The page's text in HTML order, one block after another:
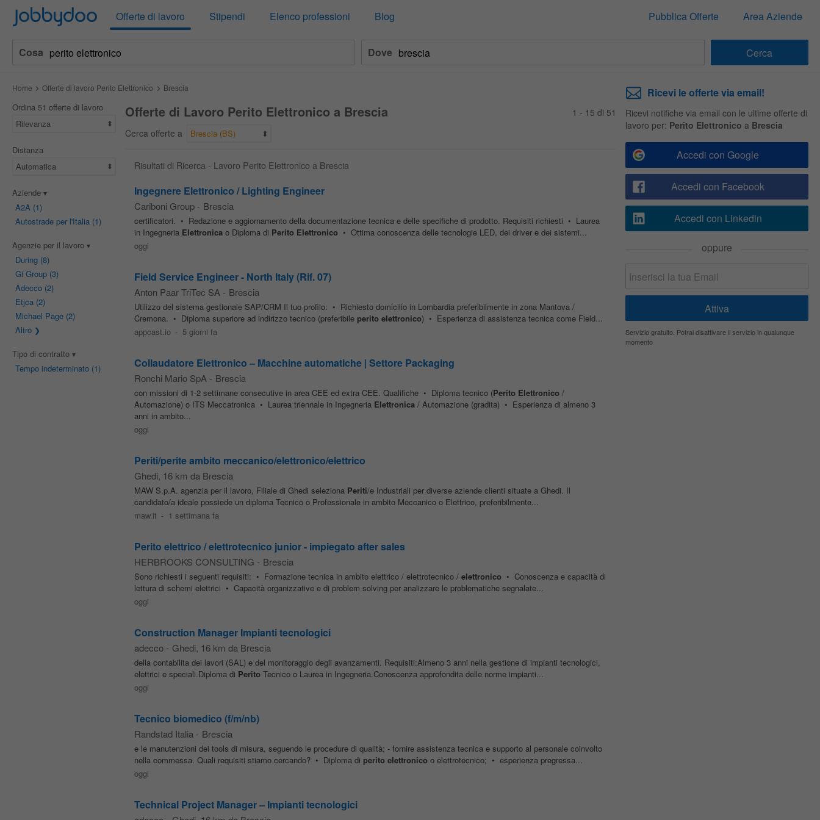
Jobbydoo Offerte di lavoro Stipendi Elenco professioni Blog Pubblica Offerte Area Aziende
Cosa Dove
Home Offerte di lavoro Perito Elettronico Brescia
Ordina 51 offerte di lavoro
Rilevanza
Distanza
Automatica
Aziende
A2A(1)
Autostrade per l'Italia(1)
Agenzie per il lavoro
During(8)
Gi Group(3)
Adecco(2)
Etjca(2)
Michael Page(2)
Altro
Tipo di contratto
Tempo indeterminato(1)
Offerte di Lavoro Perito Elettronico a Brescia
Cerca offerte a Brescia (BS)
1 - 15 di 51
Risultati di Ricerca - Lavoro Perito Elettronico a Brescia
Ingegnere Elettronico / Lighting Engineer
Cariboni Group - Brescia
certificatori. • Redazione e aggiornamento della documentazione tecnica e delle specifiche di prodotto. Requisiti richiesti • Laurea
in Ingegneria Elettronicao Diploma di Perito Elettronico• Ottima conoscenza delle tecnologie LED, dei driver e dei sistemi...
oggi
Field Service Engineer - North Italy (Rif. 07)
Anton Paar TriTec SA - Brescia
Utilizzo del sistema gestionale SAP/CRM Il tuo profilo: • Richiesto domicilio in Lombardia preferibilmente in zona Mantova /
Cremona. • Diploma superiore ad indirizzo tecnico (preferibile perito elettronico) • Esperienza di assistenza tecnica come Field...
appcast.io - 5 giorni fa
Collaudatore Elettronico – Macchine automatiche | Settore Packaging
Ronchi Mario SpA - Brescia
con missioni di 1-2 settimane consecutive in area CEE ed extra CEE. Qualifiche • Diploma tecnico (Perito Elettronico/
Automazione) o ITS Meccatronica • Laurea triennale in Ingegneria Elettronica/ Automazione (gradita) • Esperienza di almeno 3
anni in ambito...
oggi
Periti/perite ambito meccanico/elettronico/elettrico
Ghedi, 16 km da Brescia
MAW S.p.A. agenzia per il lavoro, Filiale di Ghedi seleziona Periti/e Industriali per diverse aziende clienti situate a Ghedi. Il
candidato/a ideale possiede un diploma Tecnico o Professionale in ambito Meccanico o Elettrico, preferibilmente...
maw.it - 1 settimana fa
Perito elettrico / elettrotecnico junior - impiegato after sales
HERBROOKS CONSULTING - Brescia
Sono richiesti i seguenti requisiti: • Formazione tecnica in ambito elettrico / elettrotecnico / elettronico• Conoscenza e capacità di
lettura di schemi elettrici • Capacità organizzative e di problem solving per analizzare le problematiche segnalate...
oggi
Construction Manager Impianti tecnologici
adecco - Ghedi, 16 km da Brescia
della contabilita dei lavori (SAL) e del monitoraggio degli avanzamenti. Requisiti:Almeno 3 anni nella gestione di impianti tecnologici,
elettrici e speciali.Diploma di PeritoTecnico o Laurea in Ingegneria.Conoscenza approfondita delle norme impianti...
oggi
Tecnico biomedico (f/m/nb)
Randstad Italia - Brescia
e le manutenzioni dei tools di misura, seguendo le procedure di qualità; - fornire assistenza tecnica e supporto al personale coinvolto
nella commessa. Quali requisiti stiamo cercando? • Diploma di perito elettronicoo elettrotecnico; • esperienza pregressa...
oggi
Technical Project Manager – Impianti tecnologici
Ricevi le offerte via email!
Ricevi notifiche via email con le ultime offerte di
lavoro per: Perito Elettronico a Brescia
Accedi con Google
Accedi con Facebook
Accedi con Linkedin
oppure
Servizio gratuito. Potrai disattivare il servizio in qualunque
momento